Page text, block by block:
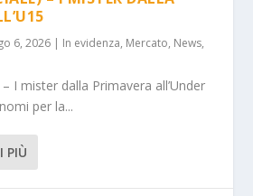
6, 2026 | In evidenza, Mercato, News,
I mister dalla Primavera all’Under
per la...
PIÙ